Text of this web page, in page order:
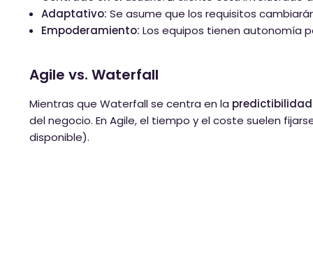
Adaptativo: Se asume que los requisitos
Empoderamiento: Los equipos tienen autonomía
Agile vs. Waterfall
Mientras que Waterfall se centra en la predictibilidad
del negocio. En Agile, el tiempo y el coste suelen
disponible).